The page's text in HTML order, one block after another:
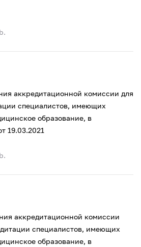
аккредитационной комиссии для
специалистов, имеющих
образование, в
19.03.2021
аккредитационной комиссии
специалистов, имеющих
образование, в